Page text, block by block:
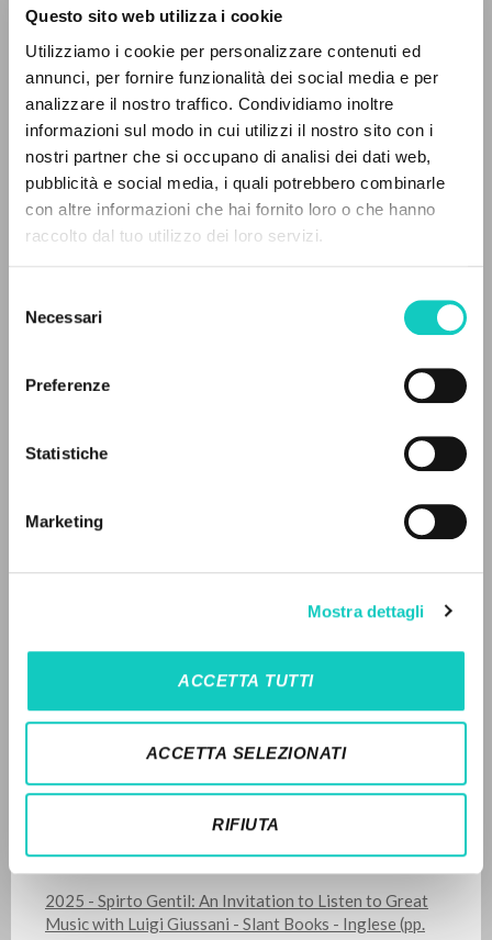
Questo sito web utilizza i cookie
Utilizziamo i cookie per personalizzare contenuti ed
annunci, per fornire funzionalità dei social media e per
analizzare il nostro traffico. Condividiamo inoltre
informazioni sul modo in cui utilizzi il nostro sito con i
nostri partner che si occupano di analisi dei dati web,
pubblicità e social media, i quali potrebbero combinarle
con altre informazioni che hai fornito loro o che hanno
raccolto dal tuo utilizzo dei loro servizi.
delNecessari
Preferenze
Statistiche
Marketing
Mostra dettagli
ACCETTA TUTTI
ACCETTA SELEZIONATI
RIFIUTA
Herbert Von Karajan. Spirto
Gentil, 16. [S.l.]: Deutsche
Grammophon, 2000. [CD-Audio +
booklet].
Giussani Luigi
Deutsche Grammophon
2000
21/05/2025
READ THE FULL TEXT OF THE AVAILABLE
EDITION
2025 - Spirto Gentil: An Invitation to Listen to Great
Music with Luigi Giussani - Slant Books - Inglese (pp.
THE PROJECT
The portal collects and gives access to the
writings of Luigi Giussani: nearly 5,000
bibliographic references, full texts in 5
languages, and dedicated thematic sections.
NEWSLETTER
Get updates on new releases, events and
Subscribe